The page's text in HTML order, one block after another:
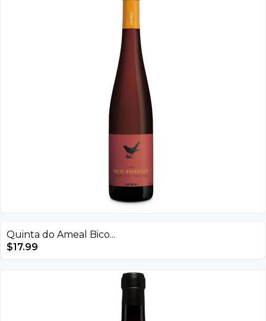
Quinta do Ameal Bico...
$17.99